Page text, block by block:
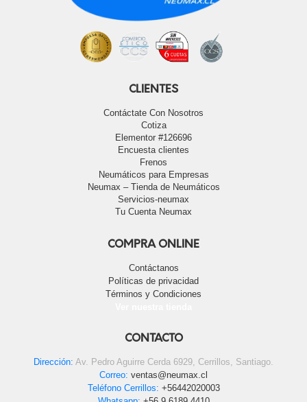
CLIENTES
Contáctate Con Nosotros
Cotiza
Elementor #126696
Encuesta clientes
Frenos
Neumáticos para Empresas
Neumax – Tienda de Neumáticos
Servicios-neumax
Tu Cuenta Neumax
COMPRA ONLINE
Contáctanos
Políticas de privacidad
Términos y Condiciones
CONTACTO
Dirección: Av. Pedro Aguirre Cerda 6929, Cerrillos, Santiago.
Correo: ventas@neumax.cl
Teléfono Cerrillos: +56442020003